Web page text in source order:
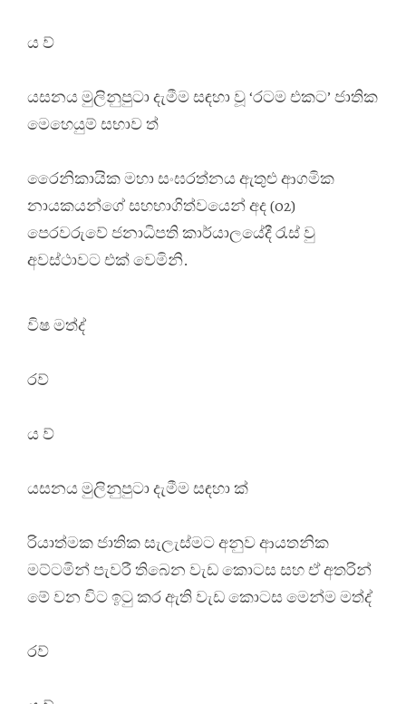
ය ව්
යසනය මුලිනුපුටා දැමීම සඳහා වූ ‘රටම එකට’ ජාතික
මෙහෙයුම් සභාව ත්
රෛනිකායික මහා සංඝරත්නය ඇතුළු ආගමික
නායකයන්ගේ සහභාගිත්වයෙන් අද (02)
පෙරවරුවේ ජනාධිපති කාර්යාලයේදී රැස් වු
අවස්ථාවට එක් වෙමිනි.
විෂ මත්ද්
රව්
ය ව්
යසනය මුලිනුපුටා දැමීම සඳහා ක්
රියාත්මක ජාතික සැලැස්මට අනුව ආයතනික
මට්ටමින් පැවරී තිබෙන වැඩ කොටස සහ ඒ අතරින්
මේ වන විට ඉටු කර ඇති වැඩ කොටස මෙන්ම මත්ද්
රව්